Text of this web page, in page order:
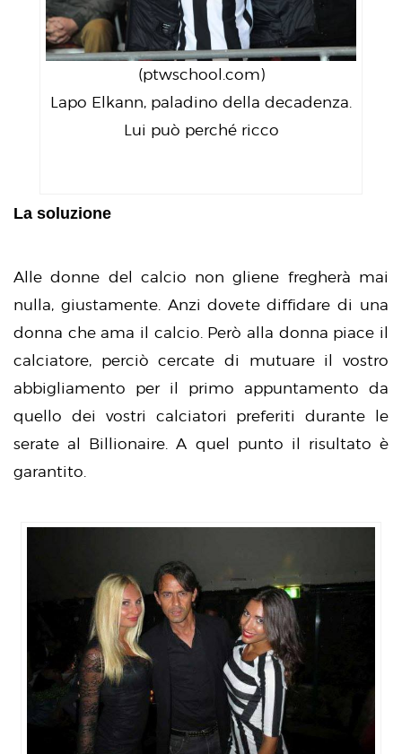
(ptwschool.com)
Lapo Elkann, paladino della decadenza.
Lui può perché ricco
La soluzione
Alle donne del calcio non gliene fregherà mai
nulla, giustamente. Anzi dovete diffidare di una
donna che ama il calcio. Però alla donna piace il
calciatore, perciò cercate di mutuare il vostro
abbigliamento per il primo appuntamento da
quello dei vostri calciatori preferiti durante le
serate al Billionaire. A quel punto il risultato è
garantito.